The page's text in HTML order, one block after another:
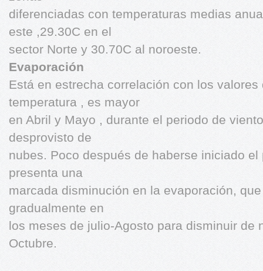
diferenciadas con temperaturas medias
este ,29.30C en el
sector Norte y 30.70C al noroeste.
Evaporación
Está en estrecha correlación con los
temperatura , es mayor
en Abril y Mayo , durante el periodo de
desprovisto de
nubes. Poco después de haberse iniciado
presenta una
marcada disminución en la evaporación,
gradualmente en
los meses de julio-Agosto para disminuir de
Octubre.